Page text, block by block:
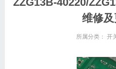
维修
所属分类： 开